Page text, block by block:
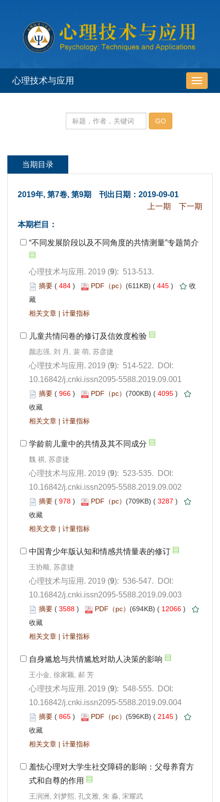
2019年, 第7卷, 第9期 刊出日期：2019-09-01
): 513-513.
484 ) 445 )
|
): 514-522. DOI:
10.16842/j.cnki.issn2095-5588.2019.09.001
966 ) 4095 )
|
): 523-535. DOI:
10.16842/j.cnki.issn2095-5588.2019.09.002
978 ) 3287 )
|
): 536-547. DOI:
10.16842/j.cnki.issn2095-5588.2019.09.003
3588 ) 12066 )
|
): 548-555. DOI:
10.16842/j.cnki.issn2095-5588.2019.09.004
865 ) 2145 )
|